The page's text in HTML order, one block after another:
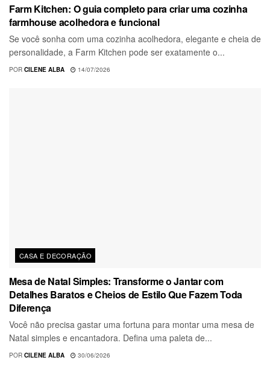
Farm Kitchen: O guia completo para criar uma cozinha
farmhouse acolhedora e funcional
Se você sonha com uma cozinha acolhedora, elegante e cheia de
personalidade, a Farm Kitchen pode ser exatamente o...
POR CILENE ALBA 14/07/2026
CASA E DECORAÇÃO
Mesa de Natal Simples: Transforme o Jantar com
Detalhes Baratos e Cheios de Estilo Que Fazem Toda
Diferença
Você não precisa gastar uma fortuna para montar uma mesa de
Natal simples e encantadora. Defina uma paleta de...
POR CILENE ALBA 30/06/2026